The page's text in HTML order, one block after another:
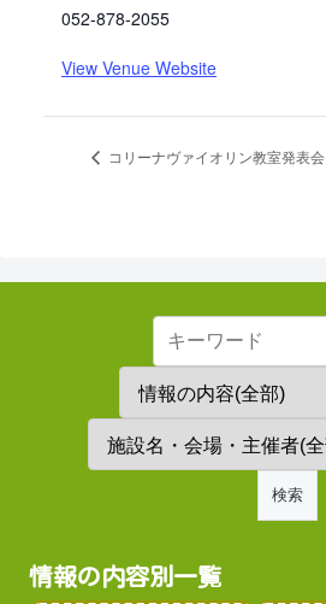
052-878-2055
View Venue Website
コリーナヴァイオリン教室発表会
情報の内容別一覧